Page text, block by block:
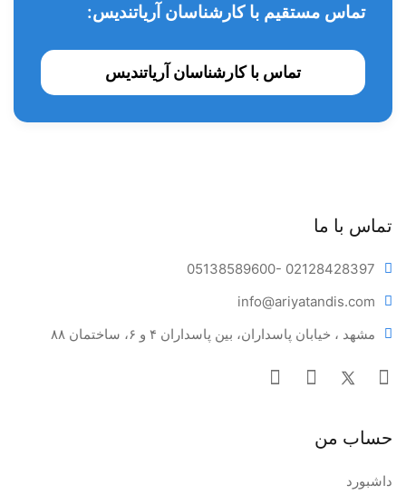
ویژگی ها:
شلنگ شفاف
بدون بوی نامطبوع
سری ژلاتبنی و بسیار نرم
محتوی:
هر بستهسر ساکشن ایتالیایی ASA
یکبارمصرف می باشد.
تماس مستقیم با کارشناسان آریاتندیس:
تماس با کارشناسان آریاتندیس
تماس با ما
05138589600- 02128428397
info@ariyatandis.com
مشهد ، خیابان پاسداران، بین پاسداران ۴ و ۶، ساختمان ۸۸
حساب من
داشبورد